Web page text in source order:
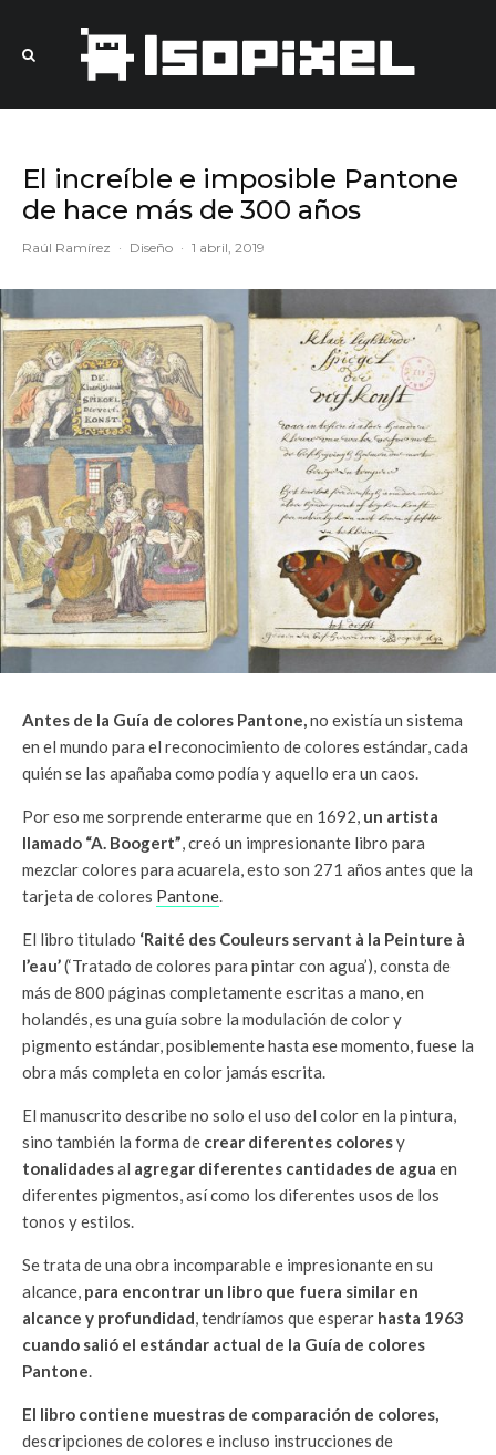
El increíble e imposible Pantone
de hace más de 300 años
Raúl Ramírez · Diseño · 1 abril, 2019
Antes de la Guía de colores Pantone, no existía un sistema
en el mundo para el reconocimiento de colores estándar, cada
quién se las apañaba como podía y aquello era un caos.
Por eso me sorprende enterarme que en 1692, un artista
llamado “A. Boogert” , creó un impresionante libro para
mezclar colores para acuarela, esto son 271 años antes que la
tarjeta de colores Pantone
El libro titulado ‘Raité des Couleurs servant à la Peinture à
l’eau’(‘Tratado de colores para pintar con agua’), consta de
más de 800 páginas completamente escritas a mano, en
holandés, es una guía sobre la modulación de color y
pigmento estándar, posiblemente hasta ese momento, fuese la
obra más completa en color jamás escrita.
El manuscrito describe no solo el uso del color en la pintura,
sino también la forma de crear diferentes coloresy
tonalidadesal agregar diferentes cantidades de agua en
diferentes pigmentos, así como los diferentes usos de los
tonos y estilos.
Se trata de una obra incomparable e impresionante en su
alcance, para encontrar un libro que fuera similar en
alcance y profundidad , tendríamos que esperar hasta 1963
cuando salió el estándar actual de la Guía de colores
Pantone
El libro contiene muestras de comparación de colores,
descripciones de colores e incluso instrucciones de